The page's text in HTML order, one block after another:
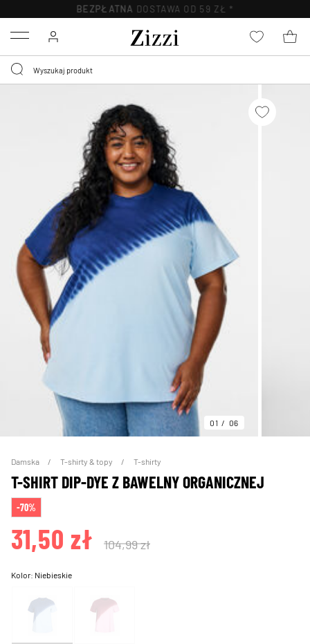
BEZPŁATNA DOSTAWA OD 59 ZŁ *
Menu
01 06
Damska T-shirty & topy T-shirty
T-SHIRT DIP-DYE Z BAWELNY ORGANICZNEJ
-70%
31,50 zł 104,99 zł
Kolor: Niebieskie